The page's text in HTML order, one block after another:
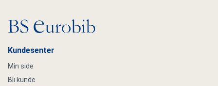
Gå til hovedsiden
Kundesenter
Min side
Bli kunde